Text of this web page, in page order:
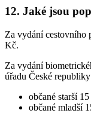
12. Jaké jsou
Za vydání cestovního
Kč.
Za vydání
úřadu České
občané starší
občané mladší